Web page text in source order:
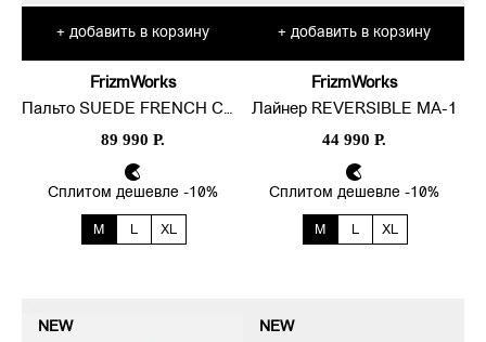
+ добавить в корзину
FrizmWorks
Пальто SUEDE FRENCH CAR
89 990 Р.
Сплитом дешевле -10%
M L XL
+ добавить в корзину
FrizmWorks
Лайнер REVERSIBLE MA-1
44 990 Р.
Сплитом дешевле -10%
M L XL
NEW NEW